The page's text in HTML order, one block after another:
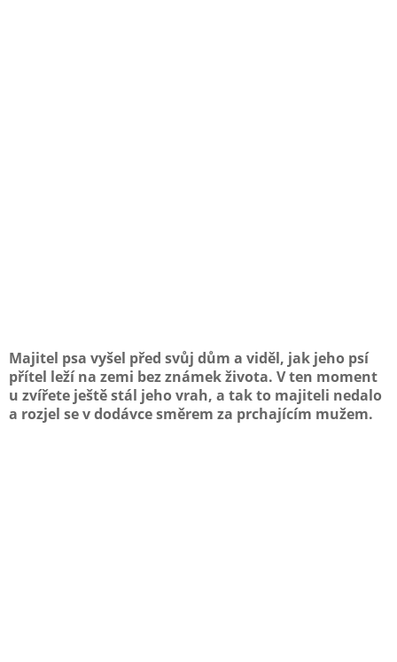
Majitel psa vyšel před svůj dům a viděl, jak jeho psí
přítel leží na zemi bez známek života. V ten moment
u zvířete ještě stál jeho vrah, a tak to majiteli nedalo
a rozjel se v dodávce směrem za prchajícím mužem.